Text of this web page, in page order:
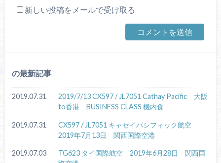
新しい投稿をメールで受け取る
の最新記事
2019.07.31
2019/7/13 CX597 / JL7051 Cathay Pacific 大阪
to香港 BUSINESS CLASS 機内食
2019.07.31
CX597 / JL7051 キャセイパシフィック航空
2019年7月13日 関西国際空港
2019.07.03
TG623 タイ国際航空 2019年6月28日 関西国